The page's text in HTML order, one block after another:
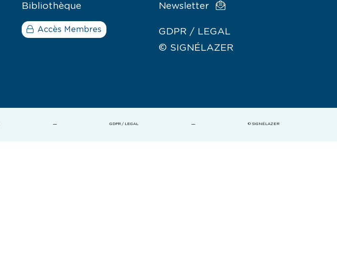
Bibliothèque
Accès Membres
Newsletter
GDPR / LEGAL
© SIGNÉLAZER
— GDPR / LEGAL — © SIGNÉLAZER